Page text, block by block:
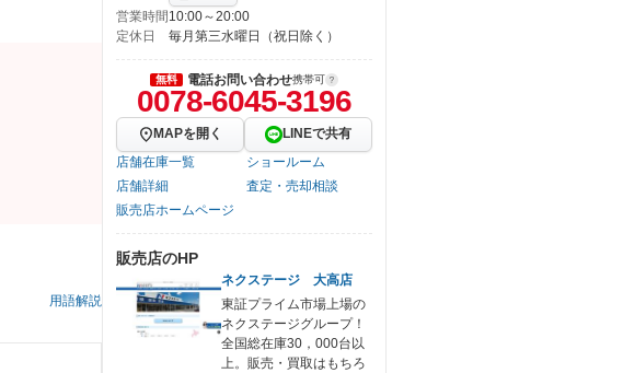
用語解説
営業時間10:00～20:00
定休日
毎月第三水曜日（祝日除く）
無料 電話お問い合わせ携帯可
0078-6045-3196
MAPを開く
LINEで共有
店舗在庫一覧
ショールーム
店舗詳細
査定・売却相談
販売店ホームページ
販売店のHP
ネクステージ 大高店
東証プライム市場上場の
ネクステージグループ！
全国総在庫30，000台以
上。販売・買取はもちろ